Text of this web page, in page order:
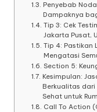
Penyebab
Dampaknya
Tip 3: Cek
Jakarta Pusat,
Tip 4: Pastikan
Mengatasi
Section 5:
Kesimpulan:
Berkualitas dari
Sehat untuk
Call To Action